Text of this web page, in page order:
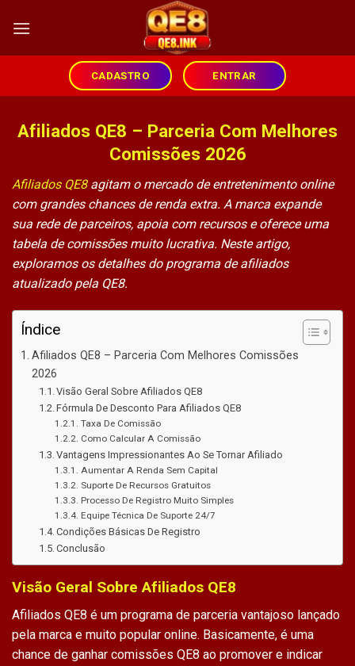
CADASTRO ENTRAR
Afiliados QE8 – Parceria Com Melhores
Comissões 2026
Afiliados QE8agitam o mercado de entretenimento online
com grandes chances de renda extra. A marca expande
sua rede de parceiros, apoia com recursos e oferece uma
tabela de comissões muito lucrativa. Neste artigo,
exploramos os detalhes do programa de afiliados
atualizado pela QE8.
Índice
Afiliados QE8 – Parceria Com Melhores Comissões
2026
Visão Geral Sobre Afiliados QE8
Fórmula De Desconto Para Afiliados QE8
Taxa De Comissão
Como Calcular A Comissão
Vantagens Impressionantes Ao Se Tornar Afiliado
Aumentar A Renda Sem Capital
Suporte De Recursos Gratuitos
Processo De Registro Muito Simples
Equipe Técnica De Suporte 24/7
Condições Básicas De Registro
Conclusão
Visão Geral Sobre Afiliados QE8
Afiliados QE8 é um programa de parceria vantajoso lançado
pela marca e muito popular online. Basicamente, é uma
chance de ganhar comissões QE8 ao promover e indicar